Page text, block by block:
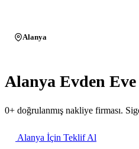
Alanya
Alanya Evden
0+ doğrulanmış nakliye firması.
Alanya İçin Teklif Al